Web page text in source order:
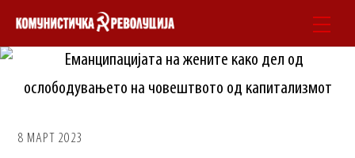
Skip
8 МАРТ 2023